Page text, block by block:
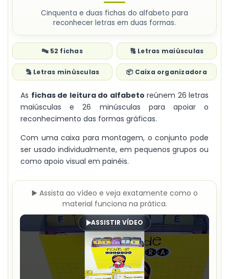
Cinquenta e duas fichas do alfabeto para
reconhecer letras em duas formas.
🔤 52 fichas 🔠 Letras maiúsculas
🔡 Letras minúsculas 📦 Caixa organizadora
As fichas de leitura do alfabeto reúnem 26 letras
maiúsculas e 26 minúsculas para apoiar o
reconhecimento das formas gráficas.
Com uma caixa para montagem, o conjunto pode
ser usado individualmente, em pequenos grupos ou
como apoio visual em painéis.
▶️ Assista ao vídeo e veja exatamente como o
material funciona na prática.
ASSISTIR VÍDEO